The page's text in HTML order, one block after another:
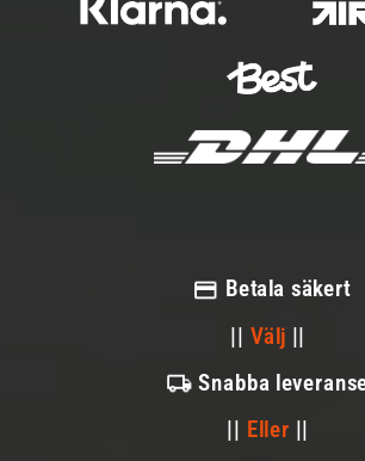
Betala säkert
|| Välj ||
Snabba
|| Eller ||